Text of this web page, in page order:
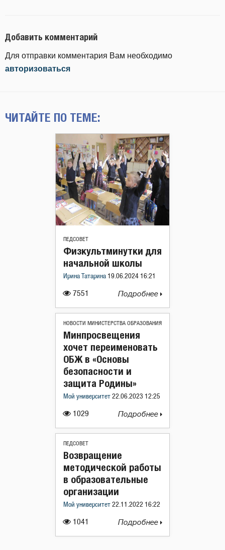
Добавить комментарий
Для отправки комментария Вам необходимо
авторизоваться
ЧИТАЙТЕ ПО ТЕМЕ:
ПЕДСОВЕТ
7551
Физкультминутки для
начальной школы
Ирина Татарина 19.06.2024 16:21
Подробнее
НОВОСТИ МИНИСТЕРСТВА ОБРАЗОВАНИЯ
1029
Минпросвещения
хочет переименовать
ОБЖ в «Основы
безопасности и
защита Родины»
Мой университет 22.06.2023 12:25
Подробнее
ПЕДСОВЕТ
1041
Возвращение
методической работы
в образовательные
организации
Мой университет 22.11.2022 16:22
Подробнее